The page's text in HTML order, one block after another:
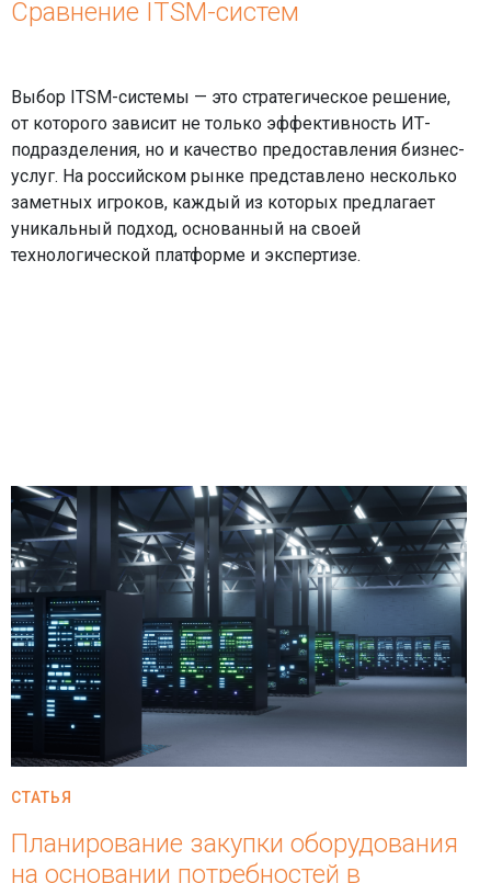
Сравнение ITSM-систем
Выбор ITSM-системы — это стратегическое решение,
от которого зависит не только эффективность ИТ-
подразделения, но и качество предоставления бизнес-
услуг. На российском рынке представлено несколько
заметных игроков, каждый из которых предлагает
уникальный подход, основанный на своей
технологической платформе и экспертизе.
СТАТЬЯ
Планирование закупки оборудования
на основании потребностей в